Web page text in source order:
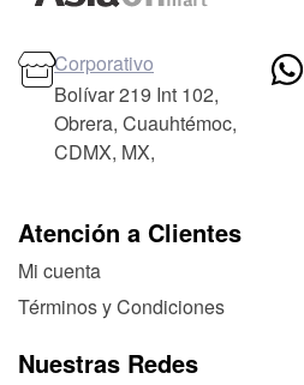
Atención a Clientes
Mi cuenta
Términos y Condiciones
Nuestras Redes
Corporativo
Bolívar 219 Int 102,
Obrera, Cuauhtémoc,
CDMX, MX,